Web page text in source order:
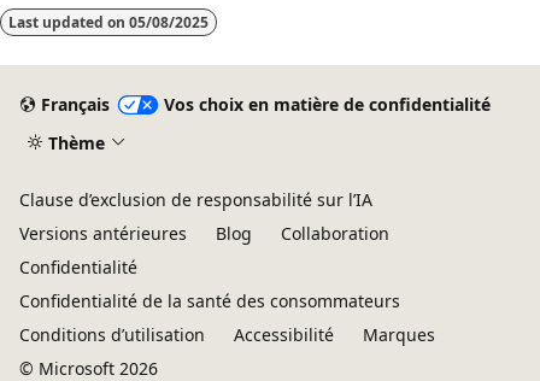
Last updated on 05/08/2025
Français
Vos choix en matière de confidentialité
Thème
Clause d’exclusion de responsabilité sur l’IA
Versions antérieures
Blog
Collaboration
Confidentialité
Confidentialité de la santé des consommateurs
Conditions d’utilisation
Accessibilité
Marques
© Microsoft 2026